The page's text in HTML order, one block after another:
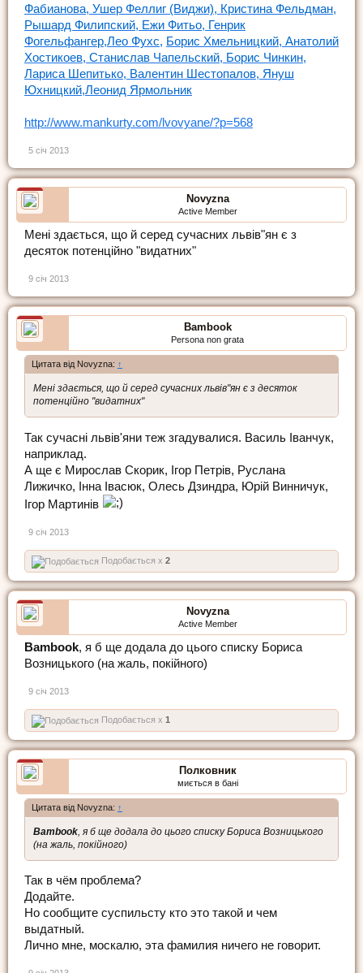
Фабианова, Ушер Феллиг (Виджи), Кристина Фельдман,
Рышард Филипский, Ежи Фитьо, Генрик
Фогельфангер,Лео Фухс, Борис Хмельницкий, Анатолий
Хостикоев, Станислав Чапельский, Борис Чинкин,
Лариса Шепитько, Валентин Шестопалов, Януш
Юхницкий,Леонид Ярмольник
http://www.mankurty.com/lvovyane/?p=568
5 січ 2013
Novyzna
Active Member
Мені здається, що й серед сучасних львів"ян є з
десяток потенційно "видатних"
9 січ 2013
Bambook
Persona non grata
Цитата від Novyzna: ↑
Мені здається, що й серед сучасних львів"ян є з десяток
потенційно "видатних"
Так сучасні львів'яни теж згадувалися. Василь Іванчук,
наприклад.
А ще є Мирослав Скорик, Ігор Петрів, Руслана
Лижичко, Інна Івасюк, Олесь Дзиндра, Юрій Винничук,
Ігор Мартинів
9 січ 2013
Подобається x 2
Novyzna
Active Member
Bambook, я б ще додала до цього списку Бориса
Возницького (на жаль, покійного)
9 січ 2013
Подобається x 1
Полковник
миється в бані
Цитата від Novyzna: ↑
Bambook , я б ще додала до цього списку Бориса Возницького
(на жаль, покійного)
Так в чём проблема?
Додайте.
Но сообщите суспильсту кто это такой и чем
выдатный.
Лично мне, москалю, эта фамилия ничего не говорит.